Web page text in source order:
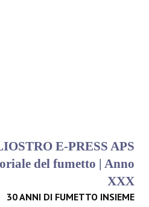
E-PRESS APS
del fumetto | Anno
XXX
30 ANNI DI FUMETTO INSIEME